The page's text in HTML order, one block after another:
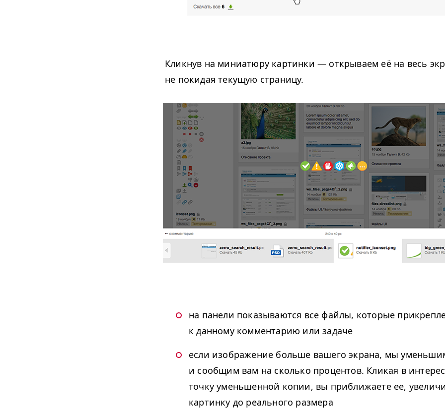
Кликнув на миниатюру картинки — открываем её на весь
не покидая текущую страницу.
на панели показываются все файлы, которые
к данному комментарию или задаче
если изображение больше вашего экрана, мы
и сообщим вам на сколько процентов. Кликая в
точку уменьшенной копии, вы приближаете ее,
картинку до реального размера